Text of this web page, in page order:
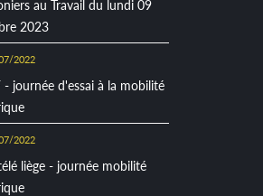
au Travail du lundi 09
2023
2022
- journée d'essai à la mobilité
2022
liège - journée mobilité